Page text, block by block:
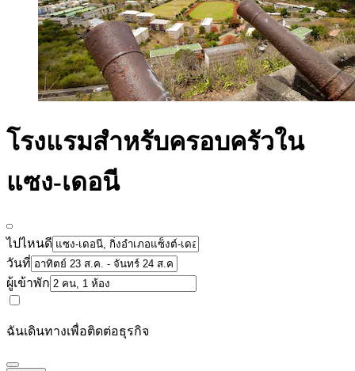
โรงแรมสำหรับครอบครัวใน
แซง-เดอนี
ไปไหนดี
วันที่
ผู้เข้าพัก
ฉันเดินทางเพื่อติดต่อธุรกิจ